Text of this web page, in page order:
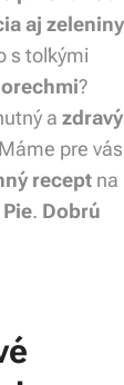
aj zeleniny
s toľkými
?
a zdravý
pre vás
recept na
. Dobrú